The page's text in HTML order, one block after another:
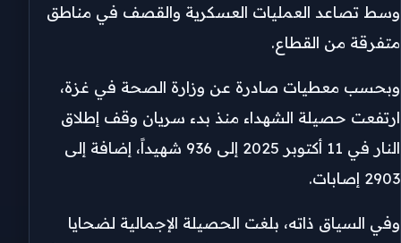
وسط تصاعد العمليات العسكرية والقصف في مناطق
متفرقة من القطاع.
وبحسب معطيات صادرة عن وزارة الصحة في غزة،
ارتفعت حصيلة الشهداء منذ بدء سريان وقف إطلاق
النار في 11 أكتوبر 2025 إلى 936 شهيداً، إضافة إلى
2903 إصابات.
وفي السياق ذاته، بلغت الحصيلة الإجمالية لضحايا